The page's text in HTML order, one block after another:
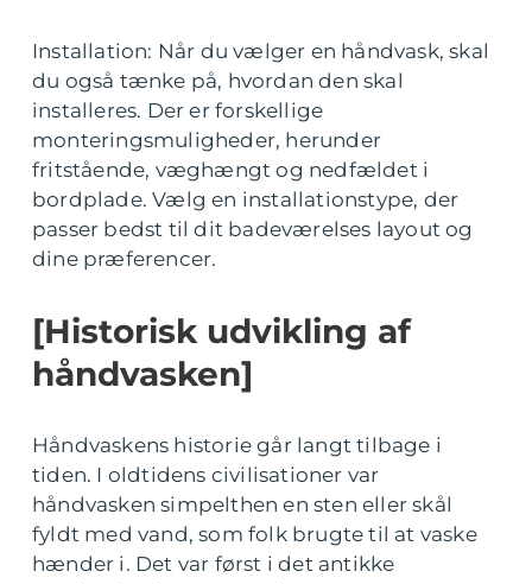
Installation: Når du vælger en håndvask, skal
du også tænke på, hvordan den skal
installeres. Der er forskellige
monteringsmuligheder, herunder
fritstående, væghængt og nedfældet i
bordplade. Vælg en installationstype, der
passer bedst til dit badeværelses layout og
dine præferencer.
[Historisk udvikling af
håndvasken]
Håndvaskens historie går langt tilbage i
tiden. I oldtidens civilisationer var
håndvasken simpelthen en sten eller skål
fyldt med vand, som folk brugte til at vaske
hænder i. Det var først i det antikke